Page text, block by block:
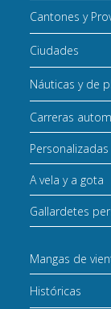
Cantones y
Ciudades
Náuticas y de
Carreras
Personalizadas
A vela y a gota
Gallardetes
Mangas de
Históricas